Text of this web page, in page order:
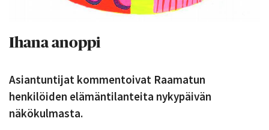
Ihana anoppi
Asiantuntijat kommentoivat Raamatun
henkilöiden elämäntilanteita nykypäivän
näkökulmasta.